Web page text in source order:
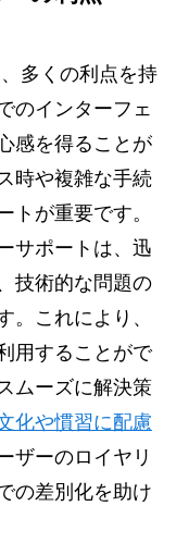
多くの利点を持
のインターフェ
感を得ることが
時や複雑な手続
トが重要です。
サポートは、迅
技術的な問題の
。これにより、
用することがで
ムーズに解決策
化や慣習に配慮
ザーのロイヤリ
の差別化を助け